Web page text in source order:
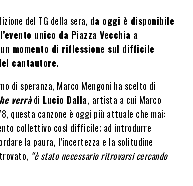
del TG della sera, da oggi è disponibile
l’evento unico da Piazza Vecchia a
momento di riflessione sul difficile
cantautore.
di speranza, Marco Mengoni ha scelto di
verrà di Lucio Dalla, artista a cui Marco
questa canzone è oggi più attuale che mai:
collettivo così difficile; ad introdurre
la paura, l’incertezza e la solitudine
“è stato necessario ritrovarsi cercando